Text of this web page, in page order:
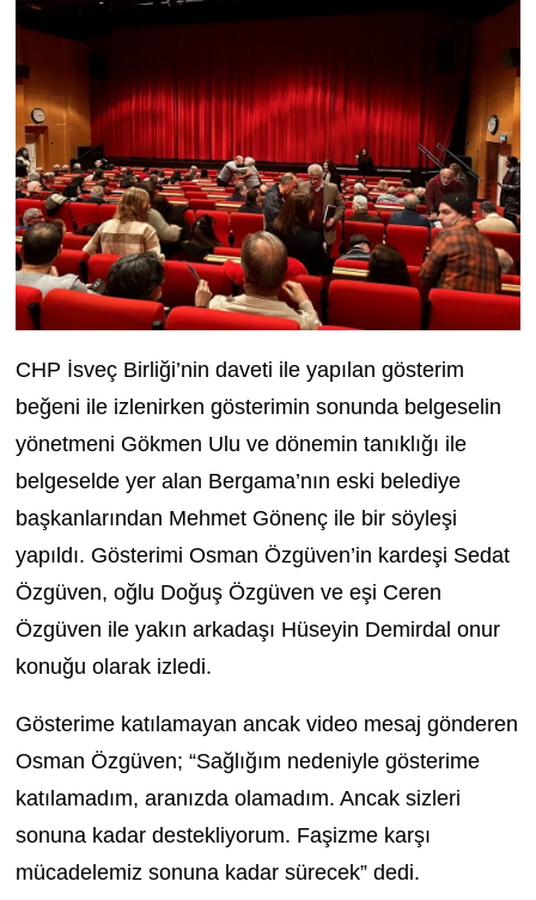
CHP İsveç Birliği’nin daveti ile yapılan gösterim
beğeni ile izlenirken gösterimin sonunda belgeselin
yönetmeni Gökmen Ulu ve dönemin tanıklığı ile
belgeselde yer alan Bergama’nın eski belediye
başkanlarından Mehmet Gönenç ile bir söyleşi
yapıldı. Gösterimi Osman Özgüven’in kardeşi Sedat
Özgüven, oğlu Doğuş Özgüven ve eşi Ceren
Özgüven ile yakın arkadaşı Hüseyin Demirdal onur
konuğu olarak izledi.
Gösterime katılamayan ancak video mesaj gönderen
Osman Özgüven; “Sağlığım nedeniyle gösterime
katılamadım, aranızda olamadım. Ancak sizleri
sonuna kadar destekliyorum. Faşizme karşı
mücadelemiz sonuna kadar sürecek” dedi.